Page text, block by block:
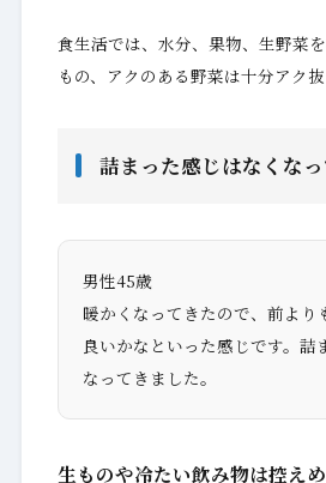
食生活では、水分、果物、生野菜
もの、アクのある野菜は十分アク
詰まった感じはなくな
男性45歳
暖かくなってきたので、前より
良いかなといった感じです。詰
なってきました。
生ものや冷たい飲み物は控え